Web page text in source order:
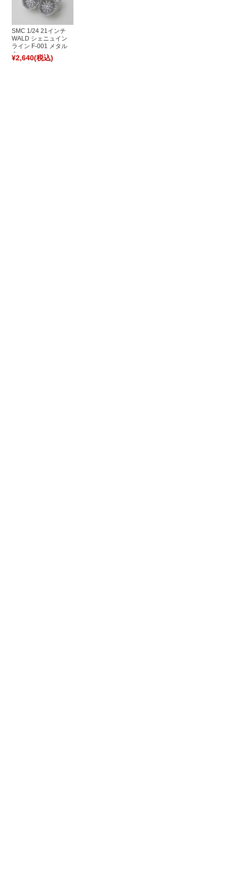
SMC 1/24 21インチ
WALD シェニュイン
ライン F-001 メタル
ホ...
¥2,640(税込)